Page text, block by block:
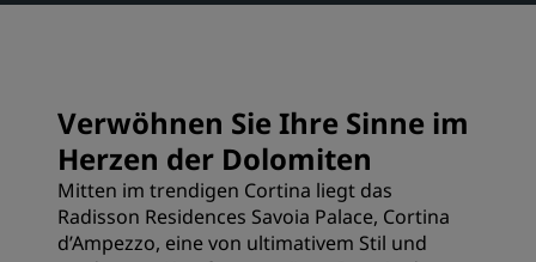
Verwöhnen Sie Ihre Sinne im
Herzen der Dolomiten
Mitten im trendigen Cortina liegt das
Radisson Residences Savoia Palace, Cortina
d’Ampezzo, eine von ultimativem Stil und